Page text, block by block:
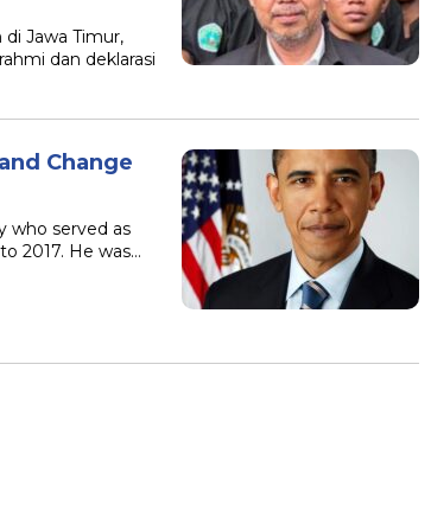
Jawa Timur,
dan deklarasi
Change
who served as
2017. He was…